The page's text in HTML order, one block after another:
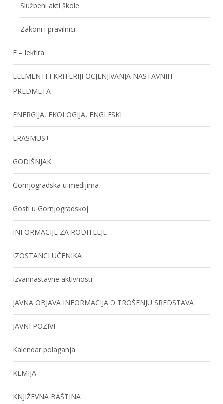
Službeni akti škole
Zakoni i pravilnici
E – lektira
ELEMENTI I KRITERIJI OCJENJIVANJA NASTAVNIH
PREDMETA
ENERGIJA, EKOLOGIJA, ENGLESKI
ERASMUS+
GODIŠNJAK
Gornjogradska u medijima
Gosti u Gornjogradskoj
INFORMACIJE ZA RODITELJE
IZOSTANCI UČENIKA
Izvannastavne aktivnosti
JAVNA OBJAVA INFORMACIJA O TROŠENJU SREDSTAVA
JAVNI POZIVI
Kalendar polaganja
KEMIJA
KNJIŽEVNA BAŠTINA